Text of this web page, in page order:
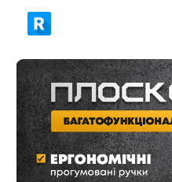
900 грн 689 грн